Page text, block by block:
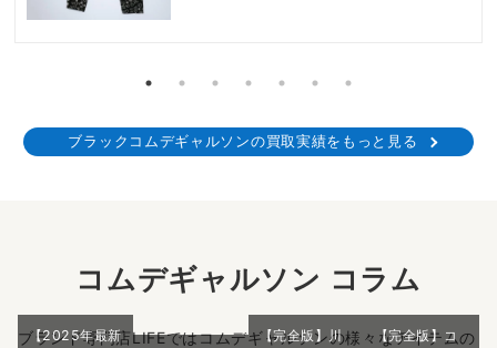
ブラックコムデギャルソンの買取実績をもっと見る
コムデギャルソン コラム
ブランド専門店LIFEではコムデギャルソンの様々なアイテムの
【2025年最新
【完全版】川
【完全版】コ